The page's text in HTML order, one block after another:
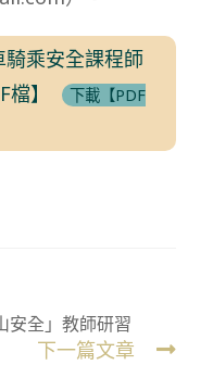
乘安全課程師
】
下載【PDF
安全」教師研習
下一篇文章